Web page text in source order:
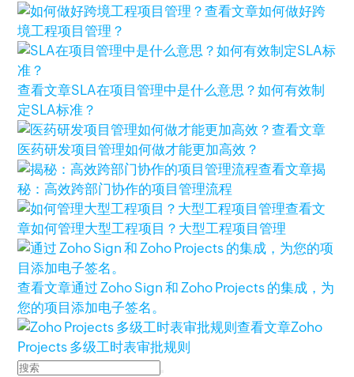
查看文章如何做好跨
境工程项目管理？
查看文章SLA在项目管理中是什么意思？如何有效制
定SLA标准？
查看文章
医药研发项目管理如何做才能更加高效？
查看文章揭
秘：高效跨部门协作的项目管理流程
查看文
章如何管理大型工程项目？大型工程项目管理
查看文章通过 Zoho Sign 和 Zoho Projects 的集成，为
您的项目添加电子签名。
查看文章Zoho
Projects 多级工时表审批规则